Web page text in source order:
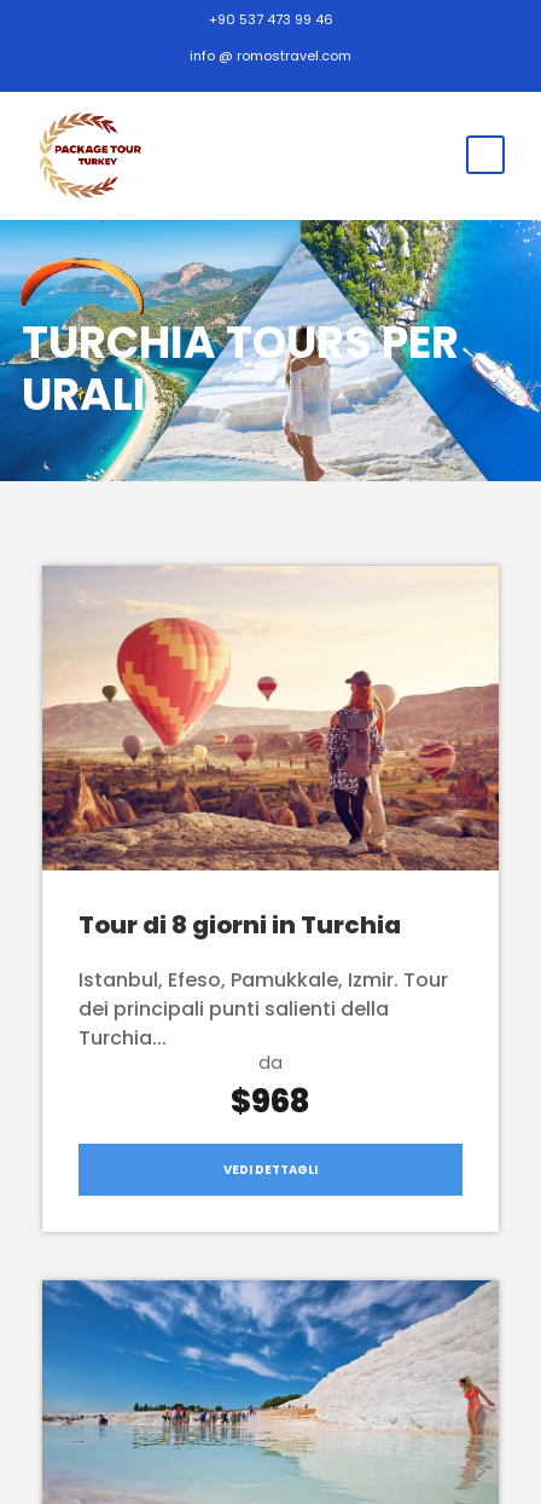
+90 537 473 99 46
info @ romostravel.com
TURCHIA TOURS PER
URALI
Tour di 8 giorni in Turchia
Istanbul, Efeso, Pamukkale, Izmir. Tour
dei principali punti salienti della
Turchia...
da
$968
VEDI DETTAGLI